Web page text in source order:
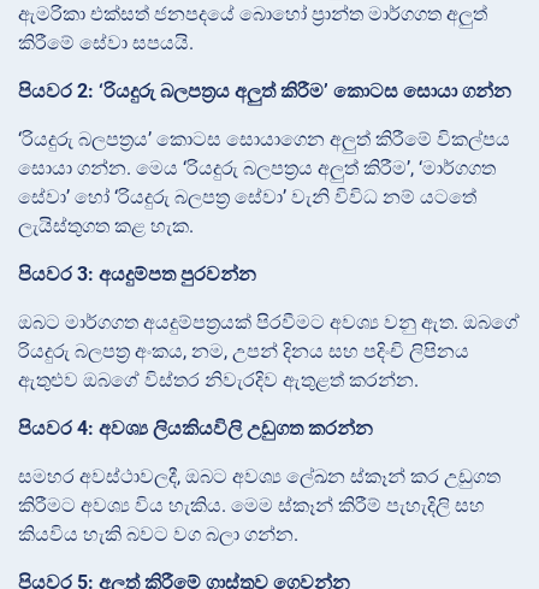
ඇමරිකා එක්සත් ජනපදයේ බොහෝ ප්‍රාන්ත මාර්ගගත අලුත්
කිරීමේ සේවා සපයයි.
පියවර 2: ‘රියදුරු බලපත්‍රය අලුත් කිරීම’ කොටස සොයා ගන්න
‘රියදුරු බලපත්‍රය’ කොටස සොයාගෙන අලුත් කිරීමේ විකල්පය
සොයා ගන්න. මෙය ‘රියදුරු බලපත්‍රය අලුත් කිරීම’, ‘මාර්ගගත
සේවා’ හෝ ‘රියදුරු බලපත්‍ර සේවා’ වැනි විවිධ නම් යටතේ
ලැයිස්තුගත කළ හැක.
පියවර 3: අයදුම්පත පුරවන්න
ඔබට මාර්ගගත අයදුම්පත්‍රයක් පිරවීමට අවශ්‍ය වනු ඇත. ඔබගේ
රියදුරු බලපත්‍ර අංකය, නම, උපන් දිනය සහ පදිංචි ලිපිනය
ඇතුළුව ඔබගේ විස්තර නිවැරදිව ඇතුළත් කරන්න.
පියවර 4: අවශ්‍ය ලියකියවිලි උඩුගත කරන්න
සමහර අවස්ථාවලදී, ඔබට අවශ්‍ය ලේඛන ස්කෑන් කර උඩුගත
කිරීමට අවශ්‍ය විය හැකිය. මෙම ස්කෑන් කිරීම් පැහැදිලි සහ
කියවිය හැකි බවට වග බලා ගන්න.
පියවර 5: අලුත් කිරීමේ ගාස්තුව ගෙවන්න